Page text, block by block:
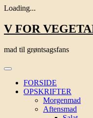
Loading...
Skip
to
V FOR
mad til grøntsagsfans
FORSIDE
OPSKRIFTER
Morgenmad
Aftensmad